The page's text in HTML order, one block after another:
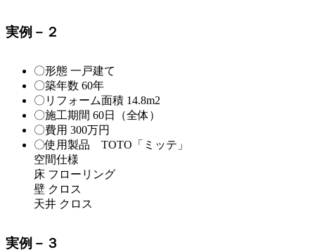
実例－２
〇形態 一戸建て
〇築年数 60年
〇リフォーム面積 14.8m2
〇施工期間 60日（全体）
〇費用 300万円
〇使用製品 TOTO「ミッテ」
空間仕様
床 フローリング
壁 クロス
天井 クロス
実例－３